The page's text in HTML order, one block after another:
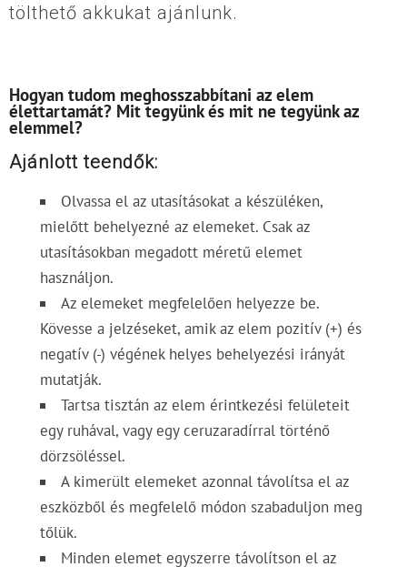
tölthető akkukat ajánlunk.
Hogyan tudom meghosszabbítani az elem
élettartamát? Mit tegyünk és mit ne tegyünk az
elemmel?
Ajánlott teendők:
Olvassa el az utasításokat a készüléken,
mielőtt behelyezné az elemeket. Csak az
utasításokban megadott méretű elemet
használjon.
Az elemeket megfelelően helyezze be.
Kövesse a jelzéseket, amik az elem pozitív (+) és
negatív (-) végének helyes behelyezési irányát
mutatják.
Tartsa tisztán az elem érintkezési felületeit
egy ruhával, vagy egy ceruzaradírral történő
dörzsöléssel.
A kimerült elemeket azonnal távolítsa el az
eszközből és megfelelő módon szabaduljon meg
tőlük.
Minden elemet egyszerre távolítson el az